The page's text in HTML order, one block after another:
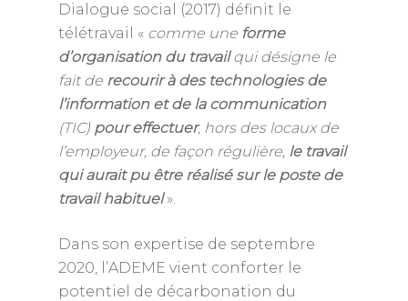
Dialogue social (2017) définit le
télétravail « comme une forme
d’organisation du travailqui désigne le
fait de recourir à des technologies de
l’information et de la communication
(TIC) pour effectuer, hors des locaux de
l’employeur, de façon régulière, le travail
qui aurait pu être réalisé sur le poste de
travail habituel».
Dans son expertise de septembre
2020, l’ADEME vient conforter le
potentiel de décarbonation du